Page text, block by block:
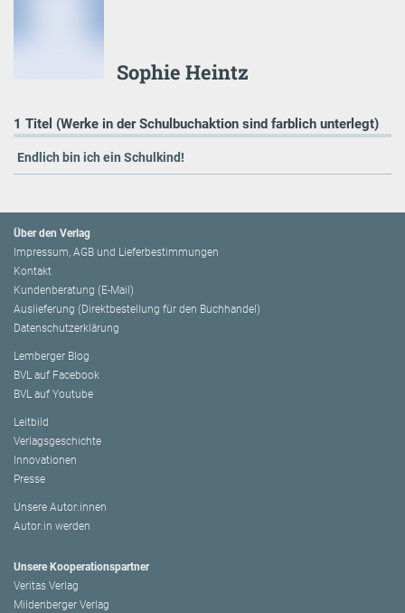
Sophie Heintz
1 Titel (Werke in der Schulbuchaktion sind farblich unterlegt)
Endlich bin ich ein Schulkind!
Über den Verlag
Impressum, AGB und Lieferbestimmungen
Kontakt
Kundenberatung (E-Mail)
Auslieferung (Direktbestellung für den Buchhandel)
Datenschutzerklärung
Lemberger Blog
BVL auf Facebook
BVL auf Youtube
Leitbild
Verlagsgeschichte
Innovationen
Presse
Unsere Autor:innen
Autor:in werden
Unsere Kooperationspartner
Veritas Verlag
Mildenberger Verlag